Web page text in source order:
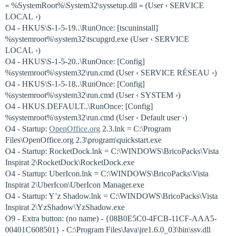
« %SystemRoot%\System32\syssetup.dll » (User ‹ SERVICE
LOCAL ›)
O4 - HKUS\S-1-5-19..\RunOnce: [tscuninstall]
%systemroot%\system32\tscupgrd.exe (User ‹ SERVICE
LOCAL ›)
O4 - HKUS\S-1-5-20..\RunOnce: [Config]
%systemroot%\system32\run.cmd (User ‹ SERVICE RÉSEAU ›)
O4 - HKUS\S-1-5-18..\RunOnce: [Config]
%systemroot%\system32\run.cmd (User ‹ SYSTEM ›)
O4 - HKUS.DEFAULT..\RunOnce: [Config]
%systemroot%\system32\run.cmd (User ‹ Default user ›)
O4 - Startup: OpenOffice.org 2.3.lnk = C:\Program
Files\OpenOffice.org 2.3\program\quickstart.exe
O4 - Startup: RocketDock.lnk = C:\WINDOWS\BricoPacks\Vista
Inspirat 2\RocketDock\RocketDock.exe
O4 - Startup: UberIcon.lnk = C:\WINDOWS\BricoPacks\Vista
Inspirat 2\UberIcon\UberIcon Manager.exe
O4 - Startup: Y’z Shadow.lnk = C:\WINDOWS\BricoPacks\Vista
Inspirat 2\YzShadow\YzShadow.exe
O9 - Extra button: (no name) - {08B0E5C0-4FCB-11CF-AAA5-
00401C608501} - C:\Program Files\Java\jre1.6.0_03\bin\ssv.dll